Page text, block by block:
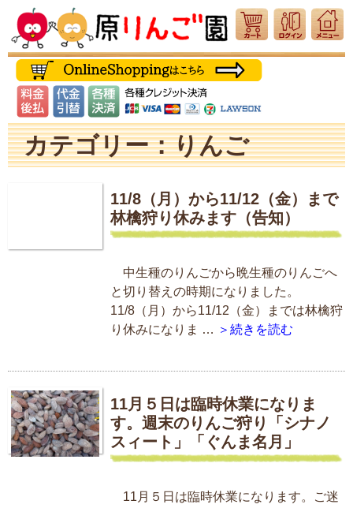
カテゴリー：りんご
11/8（月）から11/12（金）まで
林檎狩り休みます（告知）
中生種のりんごから晩生種のりんごへ
と切り替えの時期になりました。
11/8（月）から11/12（金）までは林檎狩
り休みになりま … ＞続きを読む
11月５日は臨時休業になりま
す。週末のりんご狩り「シナノ
スィート」「ぐんま名月」
11月５日は臨時休業になります。ご迷